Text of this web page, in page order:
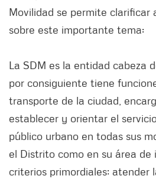
Movilidad se permite clarificar
sobre este importante tema:
La SDM es la entidad cabeza
por consiguiente tiene
transporte de la ciudad,
establecer y orientar el
público urbano en todas sus
el Distrito como en su área de
criterios primordiales; atender